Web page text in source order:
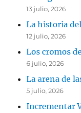
13 julio, 2026
La historia
12 julio, 2026
Los cromos
6 julio, 2026
La arena de
5 julio, 2026
Incrementar